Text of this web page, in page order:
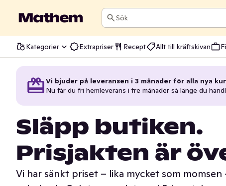
Sök
Kategorier Extrapriser Recept Allt till kräftskivan
Vi bjuder på leveransen i 3 månader för alla nya
Nu får du fri hemleverans i tre månader så länge du
Släpp butiken.
Prisjakten är
Vi har sänkt priset – lika mycket som momsen